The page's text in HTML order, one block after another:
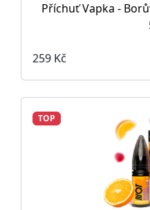
Příchuť Vapka -
259 Kč
TOP